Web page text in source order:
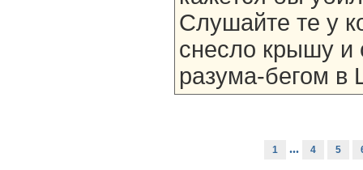
Слушайте те у
снесло крышу и
разума-бегом в
1 ... 4 5